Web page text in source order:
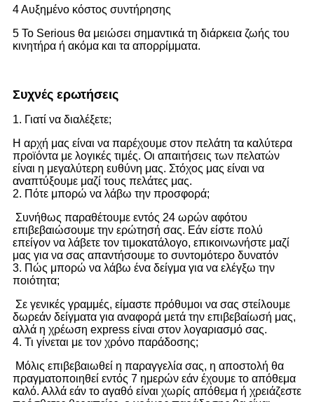
4 Αυξημένο κόστος συντήρησης
5 Το Serious θα μειώσει σημαντικά τη διάρκεια ζωής του
κινητήρα ή ακόμα και τα απορρίμματα.
Συχνές ερωτήσεις
1. Γιατί να διαλέξετε;
Η αρχή μας είναι να παρέχουμε στον πελάτη τα καλύτερα
προϊόντα με λογικές τιμές. Οι απαιτήσεις των πελατών
είναι η μεγαλύτερη ευθύνη μας. Στόχος μας είναι να
αναπτύξουμε μαζί τους πελάτες μας.
2. Πότε μπορώ να λάβω την προσφορά;
Συνήθως παραθέτουμε εντός 24 ωρών αφότου
επιβεβαιώσουμε την ερώτησή σας. Εάν είστε πολύ
επείγον να λάβετε τον τιμοκατάλογο, επικοινωνήστε μαζί
μας για να σας απαντήσουμε το συντομότερο δυνατόν
3. Πώς μπορώ να λάβω ένα δείγμα για να ελέγξω την
ποιότητα;
Σε γενικές γραμμές, είμαστε πρόθυμοι να σας στείλουμε
δωρεάν δείγματα για αναφορά μετά την επιβεβαίωσή μας,
αλλά η χρέωση express είναι στον λογαριασμό σας.
4. Τι γίνεται με τον χρόνο παράδοσης;
Μόλις επιβεβαιωθεί η παραγγελία σας, η αποστολή θα
πραγματοποιηθεί εντός 7 ημερών εάν έχουμε το απόθεμα
καλό. Αλλά εάν το αγαθό είναι χωρίς απόθεμα ή χρειάζεστε